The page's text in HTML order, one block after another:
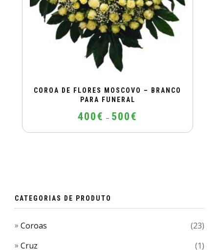
COROA DE FLORES MOSCOVO – BRANCO
PARA FUNERAL
400€ – 500€
400€
The
options
CATEGORIAS DE PRODUTO
Coroas
(23)
Cruz
(1)